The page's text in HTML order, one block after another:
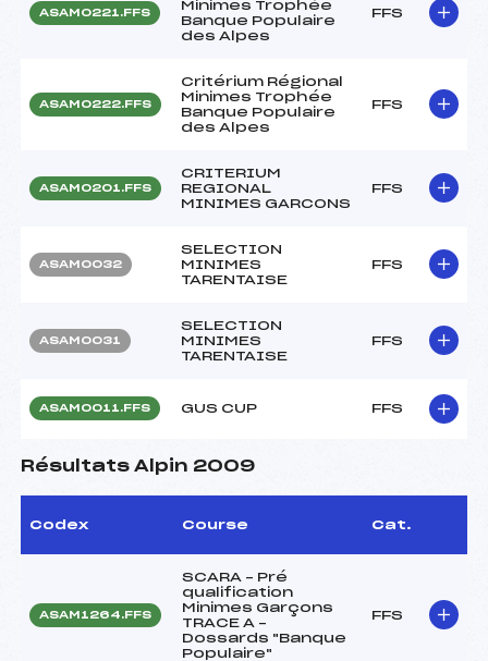
ASAM0221.FFS
Minimes Trophée
Banque Populaire
des Alpes
FFS
ASAM0222.FFS
Critérium Régional
Minimes Trophée
Banque Populaire
des Alpes
FFS
ASAM0201.FFS
CRITERIUM
REGIONAL
MINIMES GARCONS
FFS
ASAM0032
SELECTION
MINIMES
TARENTAISE
FFS
ASAM0031
SELECTION
MINIMES
TARENTAISE
FFS
ASAM0011.FFS GUS CUP FFS
Résultats Alpin 2009
Codex Course Cat.
ASAM1264.FFS
SCARA – Pré
qualification
Minimes Garçons
TRACE A –
Dossards "Banque
Populaire"
FFS